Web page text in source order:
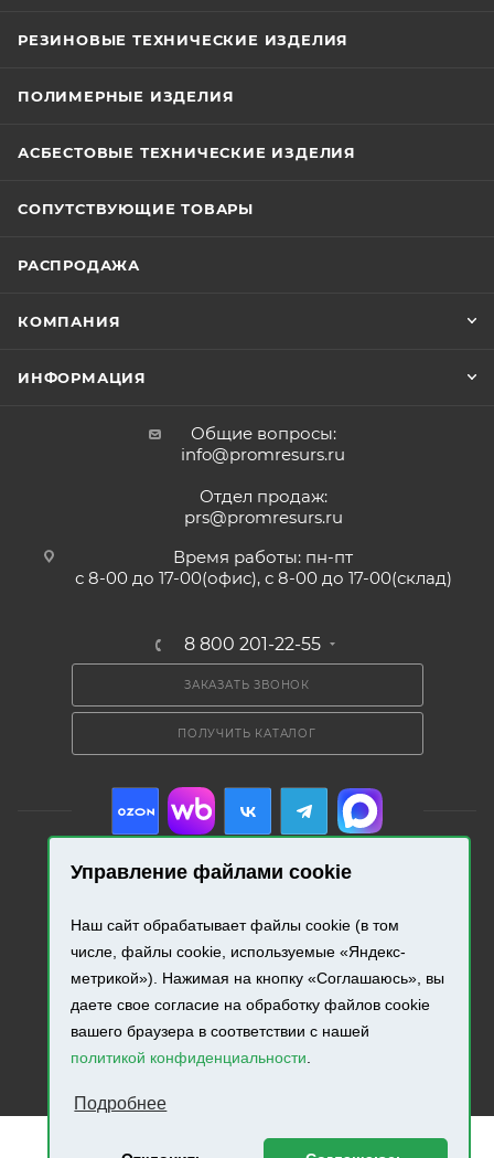
Управление файлами cookie
Наш сайт обрабатывает файлы cookie (в том
числе, файлы cookie, используемые «Яндекс-
метрикой»). Нажимая на кнопку «Соглашаюсь», вы
даете свое согласие на обработку файлов cookie
вашего браузера в соответствии с нашей
политикой конфиденциальности.
Подробнее
РЕЗИНОВЫЕ ТЕХНИЧЕСКИЕ ИЗДЕЛИЯ
ПОЛИМЕРНЫЕ ИЗДЕЛИЯ
АСБЕСТОВЫЕ ТЕХНИЧЕСКИЕ ИЗДЕЛИЯ
СОПУТСТВУЮЩИЕ ТОВАРЫ
РАСПРОДАЖА
КОМПАНИЯ
ИНФОРМАЦИЯ
Общие вопросы:
info@promresurs.ru
Отдел продаж:
prs@promresurs.ru
Время работы: пн-пт
с 8-00 до 17-00(офис), с 8-00 до 17-00(склад)
8 800 201-22-55
ЗАКАЗАТЬ ЗВОНОК
ПОЛУЧИТЬ КАТАЛОГ
Разработка и продвижение сайта.